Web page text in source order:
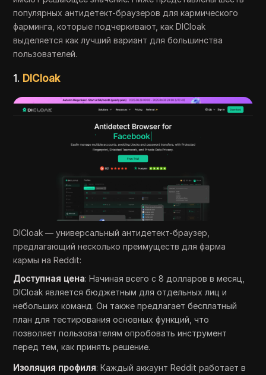
популярных антидетект-браузеров для кармического
фарминга, которые подчеркивают, как DICloak
выделяется как лучший вариант для большинства
пользователей.
1. DICloak
DICloak — универсальный антидетект-браузер,
предлагающий несколько преимуществ для фарма
кармы на Reddit:
Доступная цена: Начиная всего с 8 долларов в месяц,
DICloak является бюджетным для отдельных лиц и
небольших команд. Он также предлагает бесплатный
план для тестирования основных функций, что
позволяет пользователям опробовать инструмент
перед тем, как принять решение.
Изоляция профиля: Каждый аккаунт Reddit работает в